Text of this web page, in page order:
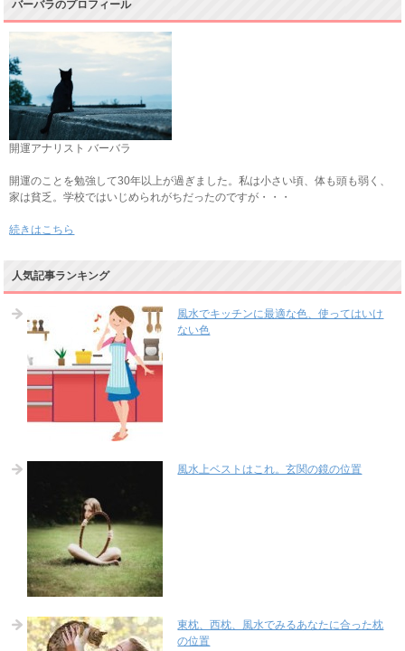
バーバラのプロフィール
開運アナリスト バーバラ
開運のことを勉強して30年以上が過ぎました。私は小さい頃、体も頭も弱く、
家は貧乏。学校ではいじめられがちだったのですが・・・
続きはこちら
人気記事ランキング
風水でキッチンに最適な色、使ってはいけ
ない色
風水上ベストはこれ。玄関の鏡の位置
東枕、西枕、風水でみるあなたに合った枕
の位置